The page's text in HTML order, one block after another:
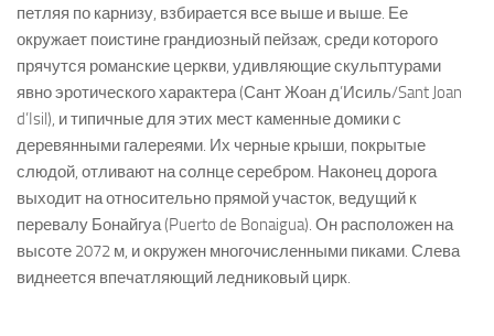
петляя по карнизу, взбирается все выше и выше. Ее
окружает поистине грандиозный пейзаж, среди которого
прячутся романские церкви, удивляющие скульптурами
явно эротического характера (Сант Жоан д’Исиль/Sant Joan
d’Isil), и типичные для этих мест каменные домики с
деревянными галереями. Их черные крыши, покрытые
слюдой, отливают на солнце серебром. Наконец дорога
выходит на относительно прямой участок, ведущий к
перевалу Бонайгуа (Puerto de Bonaigua). Он расположен на
высоте 2072 м, и окружен многочисленными пиками. Слева
виднеется впечатляющий ледниковый цирк.